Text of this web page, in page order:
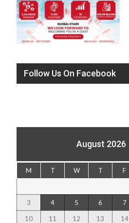
Follow Us On Facebook
August 2026
M T W T F
3 4 5 6 7
10 11 12 13 14